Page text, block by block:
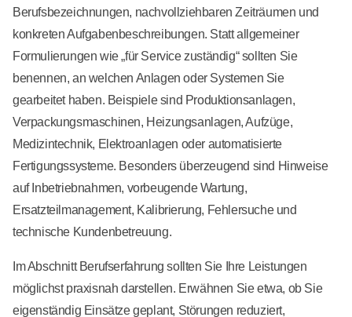
Berufsbezeichnungen, nachvollziehbaren Zeiträumen und
konkreten Aufgabenbeschreibungen. Statt allgemeiner
Formulierungen wie „für Service zuständig“ sollten Sie
benennen, an welchen Anlagen oder Systemen Sie
gearbeitet haben. Beispiele sind Produktionsanlagen,
Verpackungsmaschinen, Heizungsanlagen, Aufzüge,
Medizintechnik, Elektroanlagen oder automatisierte
Fertigungssysteme. Besonders überzeugend sind Hinweise
auf Inbetriebnahmen, vorbeugende Wartung,
Ersatzteilmanagement, Kalibrierung, Fehlersuche und
technische Kundenbetreuung.
Im Abschnitt Berufserfahrung sollten Sie Ihre Leistungen
möglichst praxisnah darstellen. Erwähnen Sie etwa, ob Sie
eigenständig Einsätze geplant, Störungen reduziert,